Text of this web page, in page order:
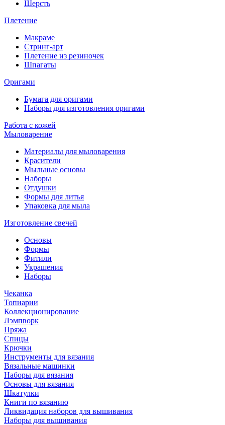
Шерсть
Плетение
Макраме
Стринг-арт
Плетение из резиночек
Шпагаты
Оригами
Бумага для оригами
Наборы для изготовления оригами
Работа с кожей
Мыловарение
Материалы для мыловарения
Красители
Мыльные основы
Наборы
Отдушки
Формы для литья
Упаковка для мыла
Изготовление свечей
Основы
Формы
Фитили
Украшения
Наборы
Чеканка
Топиарии
Коллекционирование
Лэмпворк
Пряжа
Спицы
Крючки
Инструменты для вязания
Вязальные машинки
Наборы для вязания
Основы для вязания
Шкатулки
Книги по вязанию
Ликвидация наборов для вышивания
Наборы для вышивания